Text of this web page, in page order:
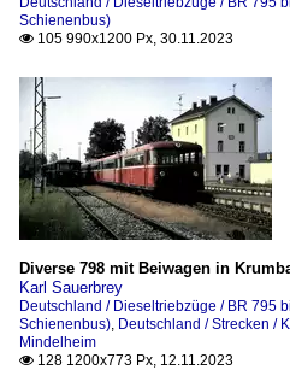
Museumsbahnen
Triebzüge
BR 150 (Uerdinger
Schienenbus)
 105 990x1200 Px, 30.11.2023
Diverse 798 mit Beiwagen in
Karl Sauerbrey
Deutschland / Dieseltriebzüge / BR 795
Schienenbus), Deutschland / Strecken /
Mindelheim
 128 1200x773 Px, 12.11.2023